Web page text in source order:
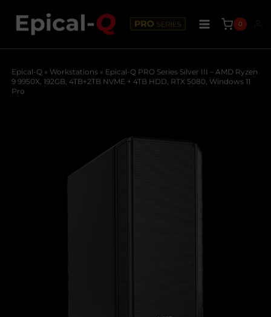
contenido
0
Epical-Q » Workstations » Epical-Q PRO Series Silver III – AMD Ryzen
9 9950X, 192GB, 4TB+2TB NVME + 4TB HDD, RTX 5080, Windows 11
Pro